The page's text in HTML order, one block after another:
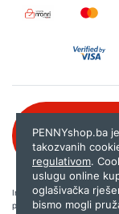
080
Internet trgovina
podatke. Ako na našoj
PENNYshop.ba
takozvanih
regulativom.
uslugu online
oglašivačka
bismo mogli